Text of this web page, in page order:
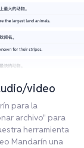
video
para la
archivo" para
herramienta
Mandarín una